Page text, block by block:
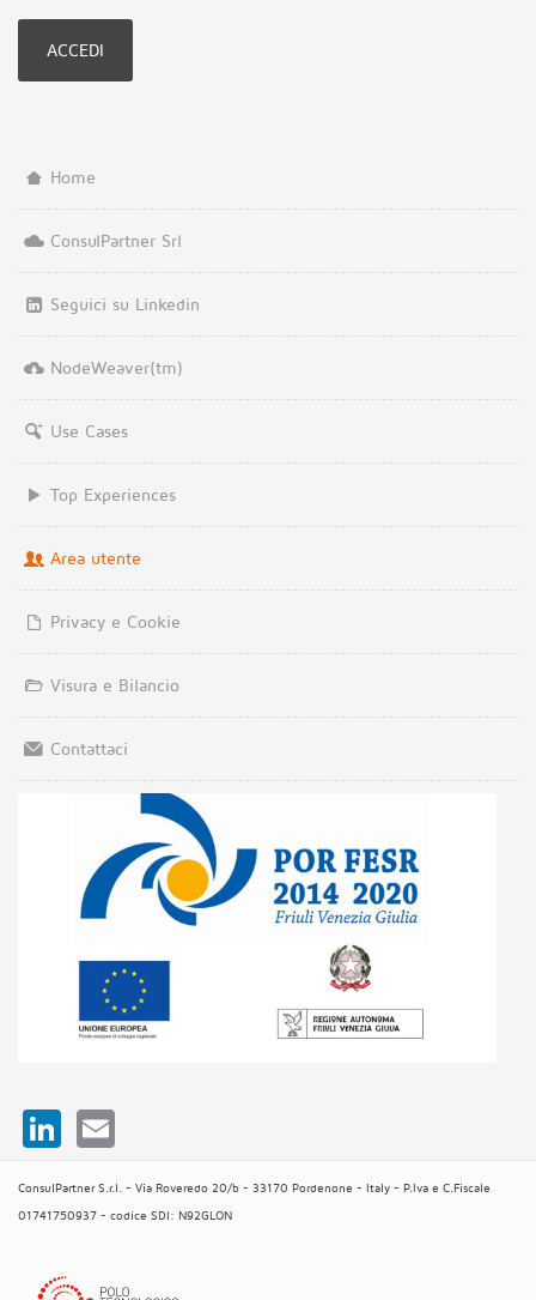
Home
ConsulPartner Srl
Seguici su Linkedin
NodeWeaver(tm)
Use Cases
Top Experiences
Area utente
Privacy e Cookie
Visura e Bilancio
Contattaci
LinkedIn
ConsulPartner S.r.l. - Via Roveredo 20/b - 33170 Pordenone - Italy - P.Iva e C.Fiscale
01741750937 - codice SDI: N92GLON